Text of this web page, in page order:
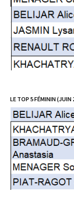
LE TOP 5 FÉMININ (JUIN